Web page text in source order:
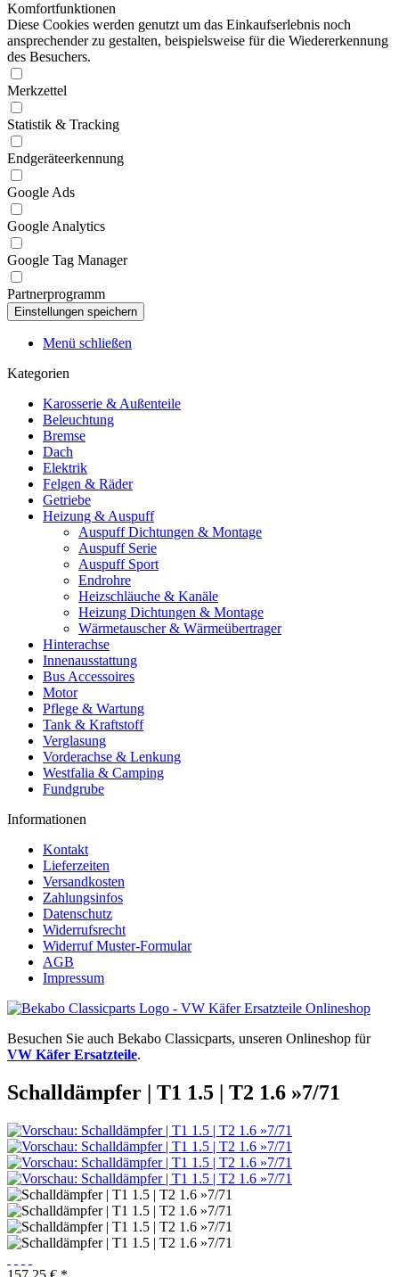
Komfortfunktionen
Diese Cookies werden genutzt um das Einkaufserlebnis noch
ansprechender zu gestalten, beispielsweise für die Wiedererkennung
des Besuchers.
Merkzettel
Statistik & Tracking
Endgeräteerkennung
Google Ads
Google Analytics
Google Tag Manager
Partnerprogramm
Menü schließen
Kategorien
Karosserie & Außenteile
Beleuchtung
Bremse
Dach
Elektrik
Felgen & Räder
Getriebe
Heizung & Auspuff
Auspuff Dichtungen & Montage
Auspuff Serie
Auspuff Sport
Endrohre
Heizschläuche & Kanäle
Heizung Dichtungen & Montage
Wärmetauscher & Wärmeübertrager
Hinterachse
Innenausstattung
Bus Accessoires
Motor
Pflege & Wartung
Tank & Kraftstoff
Verglasung
Vorderachse & Lenkung
Westfalia & Camping
Fundgrube
Informationen
Kontakt
Lieferzeiten
Versandkosten
Zahlungsinfos
Datenschutz
Widerrufsrecht
Widerruf Muster-Formular
AGB
Impressum
Besuchen Sie auch Bekabo Classicparts, unseren Onlineshop für
VW Käfer Ersatzteile.
Schalldämpfer | T1 1.5 | T2 1.6 »7/71